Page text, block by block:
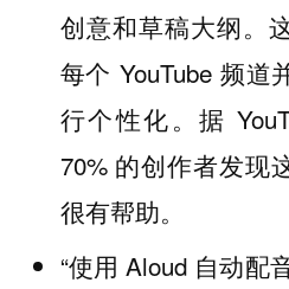
创意和草稿大纲。
每个 YouTube 频道
行个性化。据
70% 的创作者发现
很有帮助。
“使用 Aloud 自动配